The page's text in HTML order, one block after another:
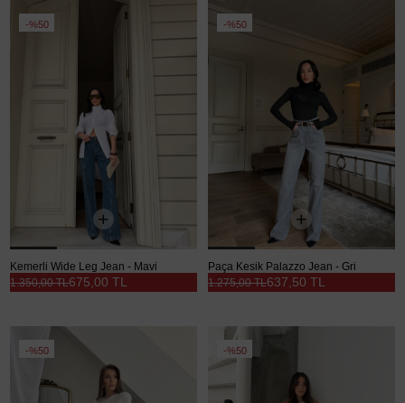
%50
Kemerli Wide Leg Jean - Mavi
675,00 TL
1.350,00 TL
%50
Paça Kesik Palazzo Jean - Gri
637,50 TL
1.275,00 TL
%50 %50